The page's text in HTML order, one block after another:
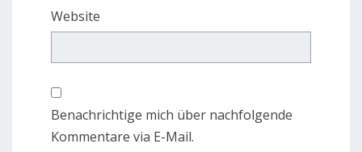
Website
Benachrichtige mich über nachfolgende
Kommentare via E-Mail.